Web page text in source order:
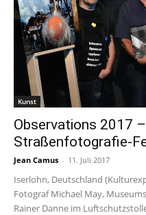
Kunst
Observations 2017
Straßenfotografie-
Jean Camus - 11. Juli 2017
Iserlohn, Deutschland
Fotograf Michael May,
Rainer Danne im